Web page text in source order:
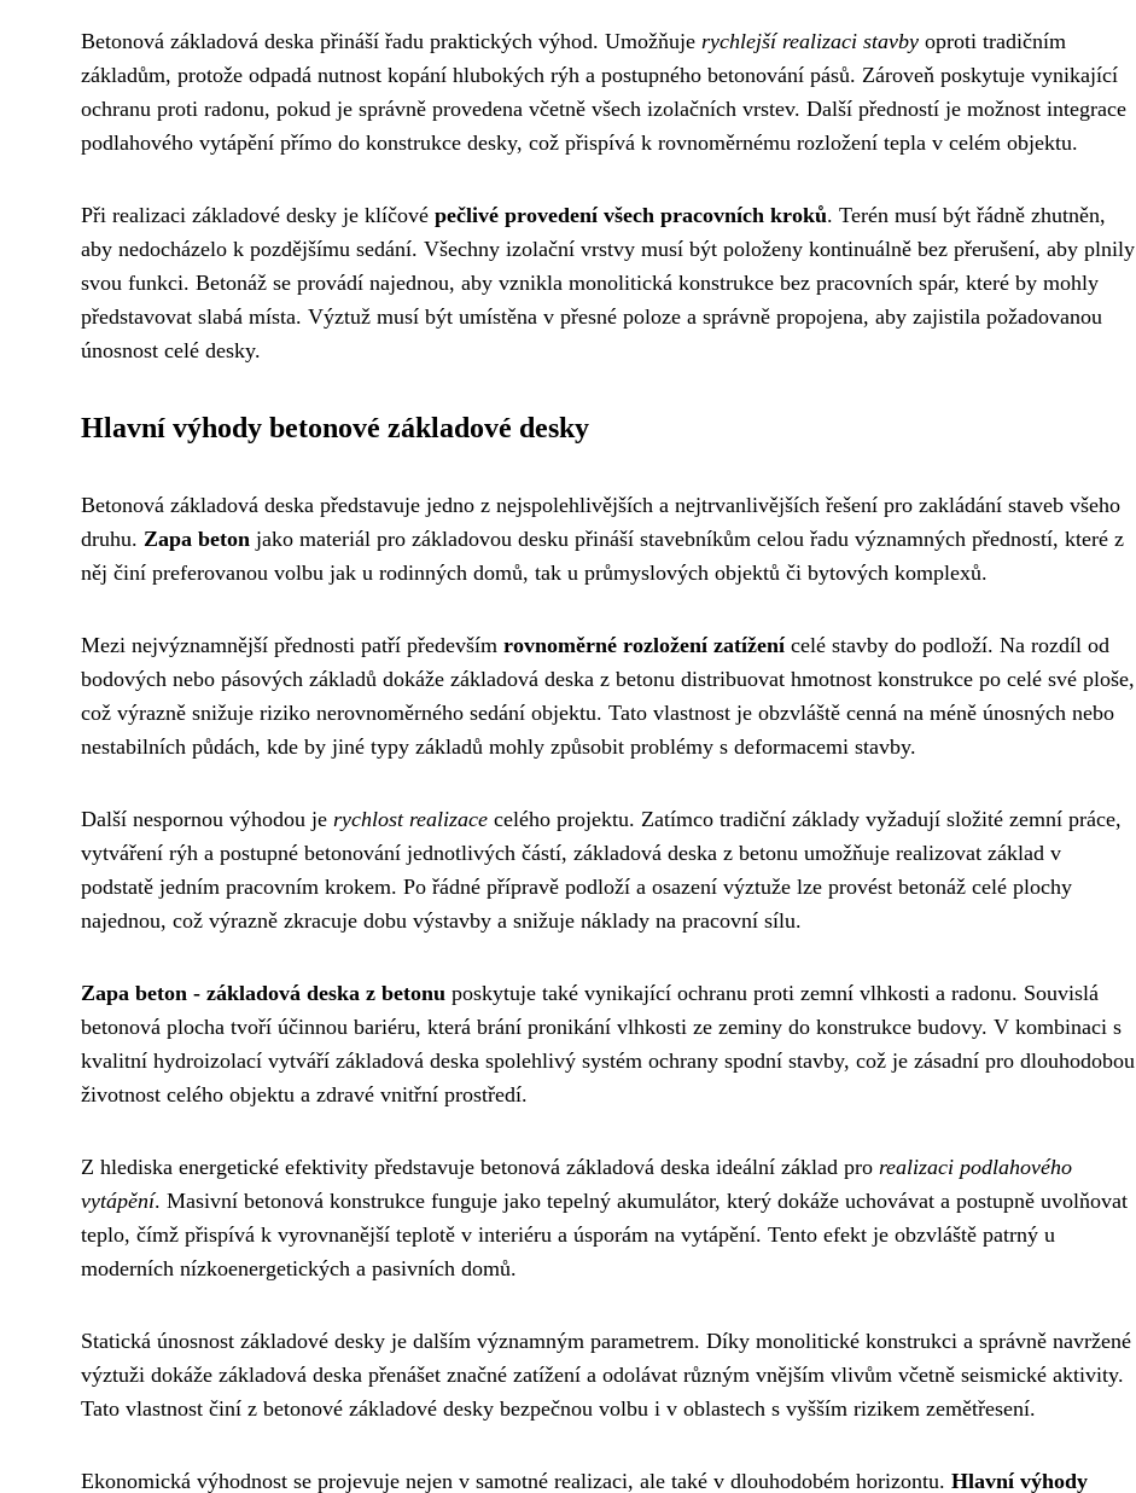
Betonová základová deska přináší řadu praktických výhod. Umožňuje rychlejší realizaci stavby oproti tradičním
základům, protože odpadá nutnost kopání hlubokých rýh a postupného betonování pásů. Zároveň poskytuje vynikající
ochranu proti radonu, pokud je správně provedena včetně všech izolačních vrstev. Další předností je možnost integrace
podlahového vytápění přímo do konstrukce desky, což přispívá k rovnoměrnému rozložení tepla v celém objektu.
Při realizaci základové desky je klíčové pečlivé provedení všech pracovních kroků. Terén musí být řádně zhutněn,
aby nedocházelo k pozdějšímu sedání. Všechny izolační vrstvy musí být položeny kontinuálně bez přerušení, aby plnily
svou funkci. Betonáž se provádí najednou, aby vznikla monolitická konstrukce bez pracovních spár, které by mohly
představovat slabá místa. Výztuž musí být umístěna v přesné poloze a správně propojena, aby zajistila požadovanou
únosnost celé desky.
Hlavní výhody betonové základové desky
Betonová základová deska představuje jedno z nejspolehlivějších a nejtrvanlivějších řešení pro zakládání staveb všeho
druhu. Zapa beton jako materiál pro základovou desku přináší stavebníkům celou řadu významných předností, které z
něj činí preferovanou volbu jak u rodinných domů, tak u průmyslových objektů či bytových komplexů.
Mezi nejvýznamnější přednosti patří především rovnoměrné rozložení zatíženícelé stavby do podloží. Na rozdíl od
bodových nebo pásových základů dokáže základová deska z betonu distribuovat hmotnost konstrukce po celé své ploše,
což výrazně snižuje riziko nerovnoměrného sedání objektu. Tato vlastnost je obzvláště cenná na méně únosných nebo
nestabilních půdách, kde by jiné typy základů mohly způsobit problémy s deformacemi stavby.
Další nespornou výhodou je rychlost realizace celého projektu. Zatímco tradiční základy vyžadují složité zemní práce,
vytváření rýh a postupné betonování jednotlivých částí, základová deska z betonu umožňuje realizovat základ v
podstatě jedním pracovním krokem. Po řádné přípravě podloží a osazení výztuže lze provést betonáž celé plochy
najednou, což výrazně zkracuje dobu výstavby a snižuje náklady na pracovní sílu.
Zapa beton - základová deska z betonu poskytuje také vynikající ochranu proti zemní vlhkosti a radonu. Souvislá
betonová plocha tvoří účinnou bariéru, která brání pronikání vlhkosti ze zeminy do konstrukce budovy. V kombinaci s
kvalitní hydroizolací vytváří základová deska spolehlivý systém ochrany spodní stavby, což je zásadní pro dlouhodobou
životnost celého objektu a zdravé vnitřní prostředí.
Z hlediska energetické efektivity představuje betonová základová deska ideální základ pro realizaci podlahového
vytápění. Masivní betonová konstrukce funguje jako tepelný akumulátor, který dokáže uchovávat a postupně uvolňovat
teplo, čímž přispívá k vyrovnanější teplotě v interiéru a úsporám na vytápění. Tento efekt je obzvláště patrný u
moderních nízkoenergetických a pasivních domů.
Statická únosnost základové desky je dalším významným parametrem. Díky monolitické konstrukci a správně navržené
výztuži dokáže základová deska přenášet značné zatížení a odolávat různým vnějším vlivům včetně seismické aktivity.
Tato vlastnost činí z betonové základové desky bezpečnou volbu i v oblastech s vyšším rizikem zemětřesení.
Ekonomická výhodnost se projevuje nejen v samotné realizaci, ale také v dlouhodobém horizontu. Hlavní výhody